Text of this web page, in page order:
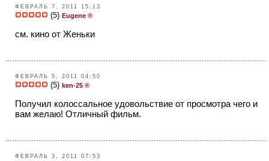
ФЕВРАЛЬ 7, 2011 15:13
(5) Eugene ®
см. кино от Женьки
ФЕВРАЛЬ 5, 2011 04:50
(5) ken-25 ®
Получил колоссальное удовольствие от просмотра чего и
вам желаю! Отличный фильм.
ФЕВРАЛЬ 3, 2011 07:53